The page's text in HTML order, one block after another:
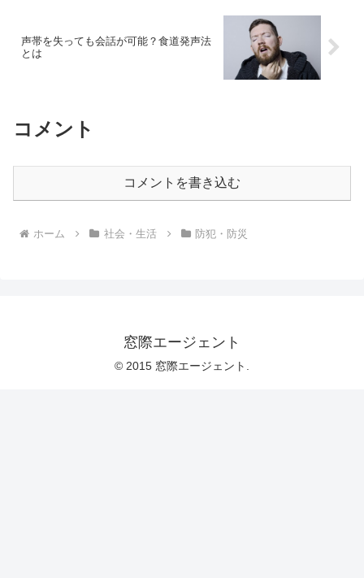
声帯を失っても会話が可能？食道発声法
とは
コメント
コメントを書き込む
ホーム 社会・生活 防犯・防災
窓際エージェント
© 2015 窓際エージェント.